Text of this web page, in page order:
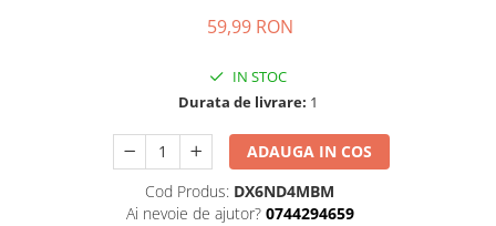
Aspiratoare nazale si accesorii
Creme si lotiuni de corp copii
Olite si reductoare WC
Sampon si balsam copii
59,99 RON
IN STOC
Durata de livrare: 1
ADAUGA IN COS
Cod Produs: DX6ND4MBM
Ai nevoie de ajutor? 0744294659